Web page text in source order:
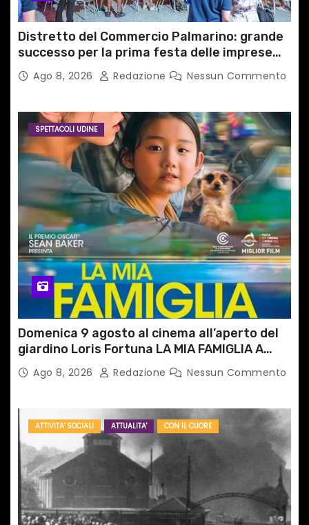
Distretto del Commercio Palmarino: grande
successo per la prima festa delle imprese
del territorio
Ago 8, 2026 Redazione Nessun Commento
SPETTACOLI UDINE
Domenica 9 agosto al cinema all’aperto del
giardino Loris Fortuna LA MIA FAMIGLIA A
TAIPEIAgo 8, 2026 Redazione Nessun Commento
ATTIVITA' SOCIALI ATTUALITA' CON IL CUORE